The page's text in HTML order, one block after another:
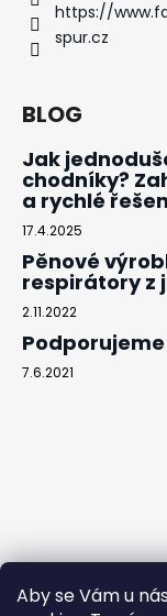
Aby se Vám u
https://
spur.cz
BLOG
Jak
chodníky?
a rychlé
17.4.2025
Pěnové
respirátory z
2.11.2022
7.6.2021